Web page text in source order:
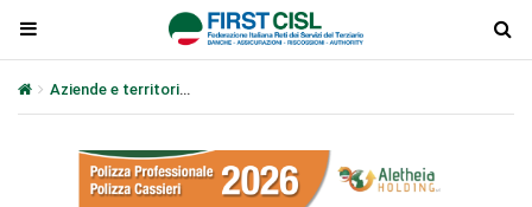
Aziende e territori